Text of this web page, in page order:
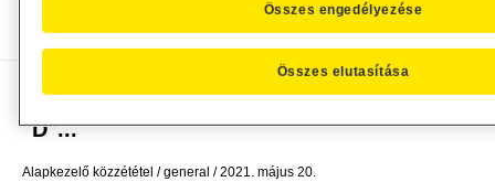
Tájékoztatás a Raiffeisen Ingatlan Alap
"D"...
Alapkezelő közzététel general 2021. május 20.
Összes elutasítása
Összes engedélyezése